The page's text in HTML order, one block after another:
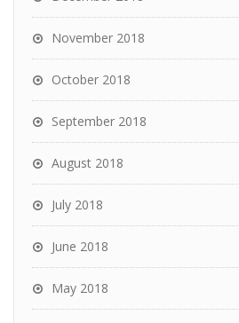
November 2018
October 2018
September 2018
August 2018
July 2018
June 2018
May 2018